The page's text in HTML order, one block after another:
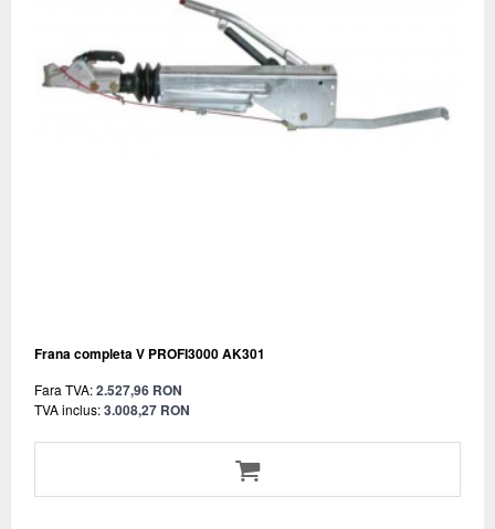
Frana completa V PROFI3000 AK301
Fara TVA:2.527,96 RON
TVA inclus:3.008,27 RON